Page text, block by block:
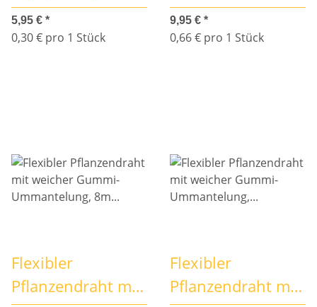
Stück
5,95 € *
0,30 € pro 1 Stück
Metall 15 Stk. für
Töpfe ohne Löcher
9,95 € *
0,66 € pro 1 Stück
Flexibler
Pflanzendraht mit
Flexibler
Pflanzendraht mit